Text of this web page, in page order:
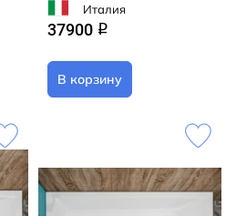
Италия
37900 q
В корзину